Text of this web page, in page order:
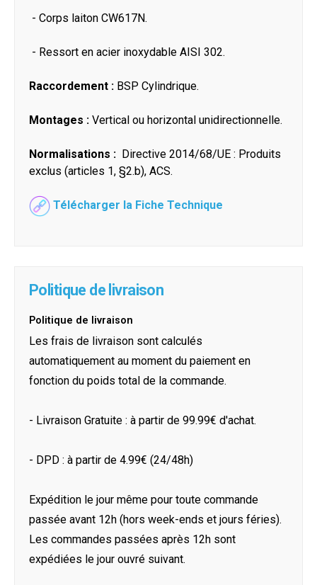
- Corps laiton CW617N.
- Ressort en acier inoxydable AISI 302.
Raccordement : BSP Cylindrique.
Montages : Vertical ou horizontal unidirectionnelle.
Normalisations : Directive 2014/68/UE : Produits
exclus (articles 1, §2.b), ACS.
Télécharger la Fiche Technique
Politique de livraison
Politique de livraison
Les frais de livraison sont calculés
automatiquement au moment du paiement en
fonction du poids total de la commande.
- Livraison Gratuite : à partir de 99.99€ d'achat.
- DPD : à partir de 4.99€ (24/48h)
Expédition le jour même pour toute commande
passée avant 12h (hors week-ends et jours féries).
Les commandes passées après 12h sont
expédiées le jour ouvré suivant.